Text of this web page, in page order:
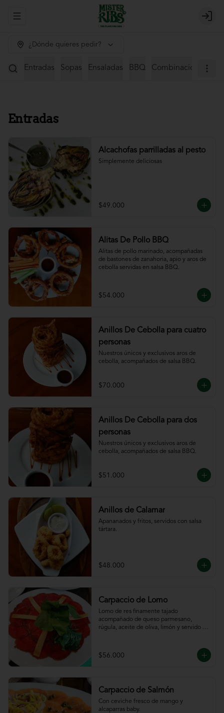
Abrir menu de navegación Login
¿Dónde quieres pedir?
Entradas Sopas Ensaladas BBQ Combinaciones
Entradas
Alcachofas parrilladas al pesto
Simplemente deliciosas
$49.000
Alitas De Pollo BBQ
Alitas de pollo marinado, acompañadas
de bastones de zanahoria, apio y aros de
cebolla servidas en salsa BBQ.
$54.000
Anillos De Cebolla para cuatro
personas
Nuestros únicos y exclusivos aros de
cebolla, acompañados de salsa BBQ.
$70.000
Anillos De Cebolla para dos
personas
Nuestros únicos y exclusivos aros de
cebolla, acompañados de salsa BBQ.
$51.000
Anillos de Calamar
Apananados y fritos, servidos con salsa
tártara.
$48.000
Carpaccio de Lomo
Lomo de res finamente tajado
acompañado de queso parmesano,
rúgula, aceite de oliva, limón y servido
$56.000
Carpaccio de Salmón
Con ceviche fresco de mango y
alcaparras baby.